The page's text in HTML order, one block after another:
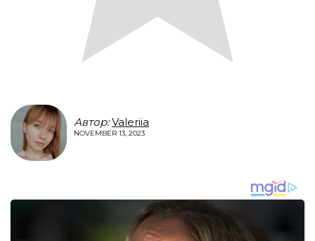
Автор: Valeriia
NOVEMBER 13, 2023